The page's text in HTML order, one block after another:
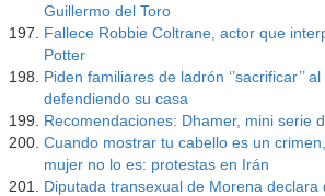
Guillermo del Toro
Fallece Robbie Coltrane, actor que
Potter
Piden familiares de ladrón ‘’sacrificar’’
defendiendo su casa
Recomendaciones: Dhamer, mini serie
Cuando mostrar tu cabello es un
mujer no lo es: protestas en Irán
Diputada transexual de Morena